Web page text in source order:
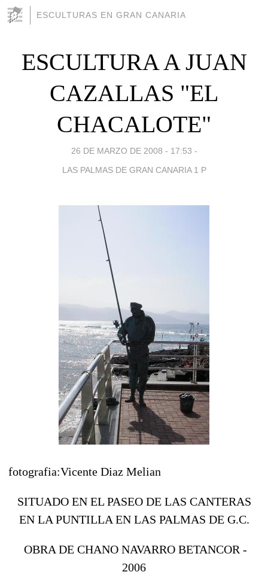
ESCULTURAS EN GRAN CANARIA
ESCULTURA A JUAN
CAZALLAS "EL
CHACALOTE"
26 DE MARZO DE 2008 - 17:53 -
LAS PALMAS DE GRAN CANARIA 1 P
fotografia:Vicente Diaz Melian
SITUADO EN EL PASEO DE LAS CANTERAS
EN LA PUNTILLA EN LAS PALMAS DE G.C.
OBRA DE CHANO NAVARRO BETANCOR -
2006